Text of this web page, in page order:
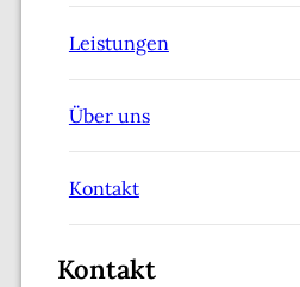
Leistungen
Über uns
Kontakt
Kontakt